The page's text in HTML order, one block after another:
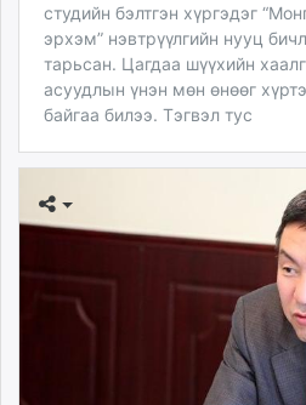
студийн бэлтгэн хүргэдэг
эрхэм” нэвтрүүлгийн нууц
тарьсан. Цагдаа шүүхийн
асуудлын үнэн мөн өнөөг
байгаа билээ. Тэгвэл тус